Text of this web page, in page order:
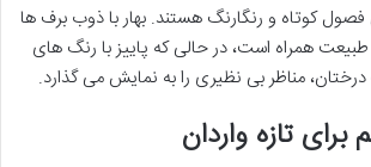
فصول کوتاه و رنگارنگ هستند. بهار با ذوب برف ها
همراه است، در حالی که پاییز با رنگ های
مناظر بی نظیری را به نمایش می گذارد.